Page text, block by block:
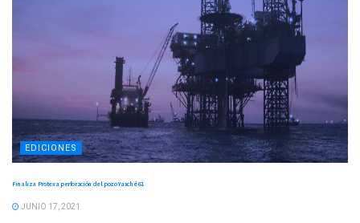
EDICIONES
Finaliza Protexa perforación del pozo Yaxché 61
JUNIO 17, 2021